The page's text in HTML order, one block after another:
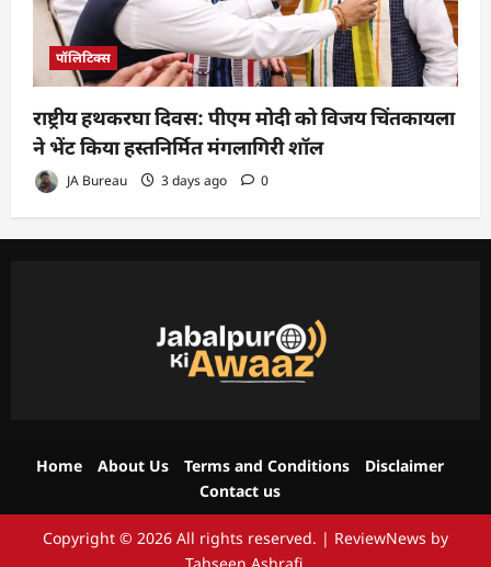
पॉलिटिक्स
राष्ट्रीय हथकरघा दिवस: पीएम मोदी को विजय चिंतकायला
ने भेंट किया हस्तनिर्मित मंगलागिरी शॉल
JA Bureau 3 days ago 0
Home About Us Terms and Conditions
Disclaimer
Contact us
Copyright © 2026 All rights reserved. | ReviewNews by